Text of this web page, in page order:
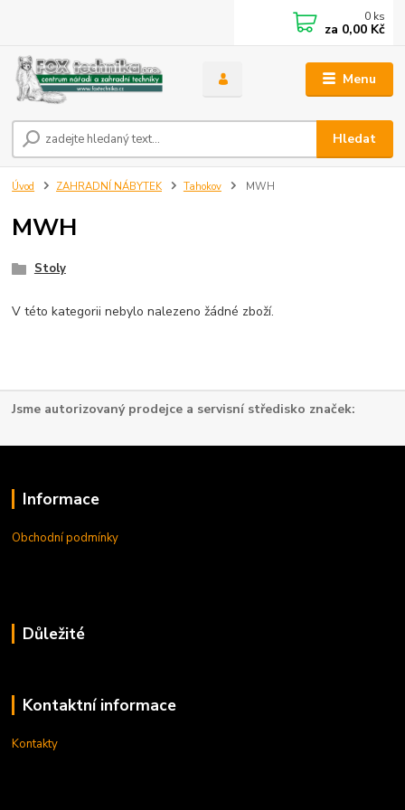
Menu
Hledat
0 ks
za 0,00 Kč
Úvod ZAHRADNÍ NÁBYTEK Tahokov MWH
MWH
Stoly
V této kategorii nebylo nalezeno žádné zboží.
Jsme autorizovaný prodejce a servisní středisko značek:
Informace
Obchodní podmínky
Důležité
Kontaktní informace
Kontakty